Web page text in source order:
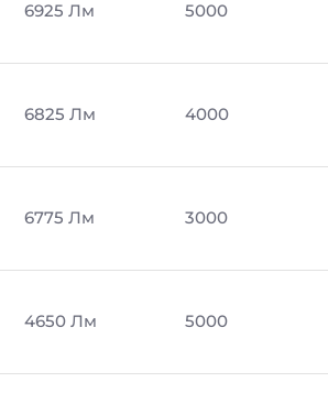
6925 Лм 5000
6825 Лм 4000
6775 Лм 3000
4650 Лм 5000